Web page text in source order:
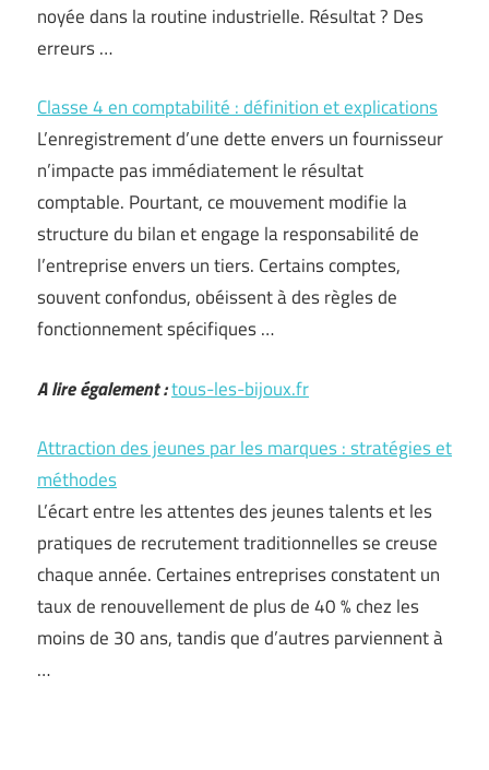
noyée dans la routine industrielle. Résultat ? Des
erreurs …
Classe 4 en comptabilité : définition et explications
L’enregistrement d’une dette envers un fournisseur
n’impacte pas immédiatement le résultat
comptable. Pourtant, ce mouvement modifie la
structure du bilan et engage la responsabilité de
l’entreprise envers un tiers. Certains comptes,
souvent confondus, obéissent à des règles de
fonctionnement spécifiques …
A lire également :tous-les-bijoux.fr
Attraction des jeunes par les marques : stratégies et
méthodes
L’écart entre les attentes des jeunes talents et les
pratiques de recrutement traditionnelles se creuse
chaque année. Certaines entreprises constatent un
taux de renouvellement de plus de 40 % chez les
moins de 30 ans, tandis que d’autres parviennent à
…